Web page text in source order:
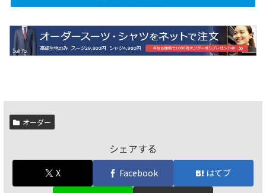
オーダー
シェアする
X Facebook はてブ